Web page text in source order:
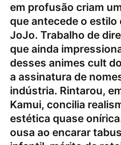
em profusão criam
que antecede o estilo
JoJo. Trabalho de
que ainda
desses animes cult
a assinatura de
indústria. Rintarou,
Kamui, concilia
estética quase
ousa ao encarar